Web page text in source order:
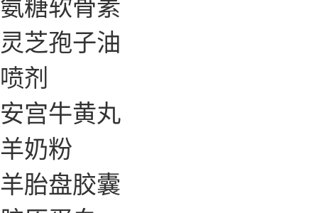
灵芝孢子油
喷剂
安宫牛黄丸
羊奶粉
羊胎盘胶囊